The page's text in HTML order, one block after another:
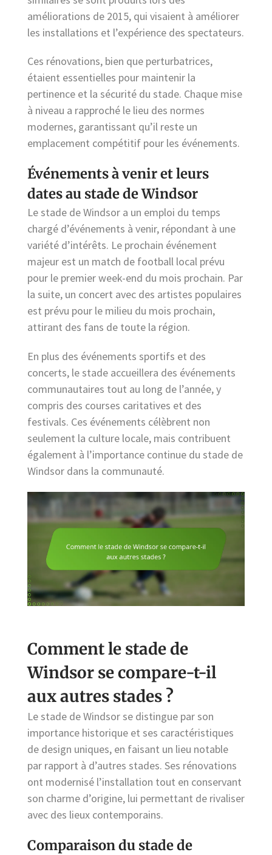
améliorations de 2015, qui visaient à améliorer
les installations et l’expérience des spectateurs.
Ces rénovations, bien que perturbatrices,
étaient essentielles pour maintenir la
pertinence et la sécurité du stade. Chaque mise
à niveau a rapproché le lieu des normes
modernes, garantissant qu’il reste un
emplacement compétitif pour les événements.
Événements à venir et leurs
dates au stade de Windsor
Le stade de Windsor a un emploi du temps
chargé d’événements à venir, répondant à une
variété d’intérêts. Le prochain événement
majeur est un match de football local prévu
pour le premier week-end du mois prochain. Par
la suite, un concert avec des artistes populaires
est prévu pour le milieu du mois prochain,
attirant des fans de toute la région.
En plus des événements sportifs et des
concerts, le stade accueillera des événements
communautaires tout au long de l’année, y
compris des courses caritatives et des
festivals. Ces événements célèbrent non
seulement la culture locale, mais contribuent
également à l’importance continue du stade de
Windsor dans la communauté.
Comment le stade de
Windsor se compare-t-il
aux autres stades ?
Le stade de Windsor se distingue par son
importance historique et ses caractéristiques
de design uniques, en faisant un lieu notable
par rapport à d’autres stades. Ses rénovations
ont modernisé l’installation tout en conservant
son charme d’origine, lui permettant de rivaliser
avec des lieux contemporains.
Comparaison du stade de